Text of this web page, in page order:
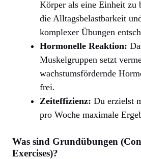
Körper als eine Einheit zu
die Alltagsbelastbarkeit
komplexer Übungen
Hormonelle Reaktion:
Muskelgruppen setzt
wachstumsfördernde
frei.
Zeiteffizienz: Du erzielst
pro Woche maximale
Was sind Grundübungen
Exercises)?